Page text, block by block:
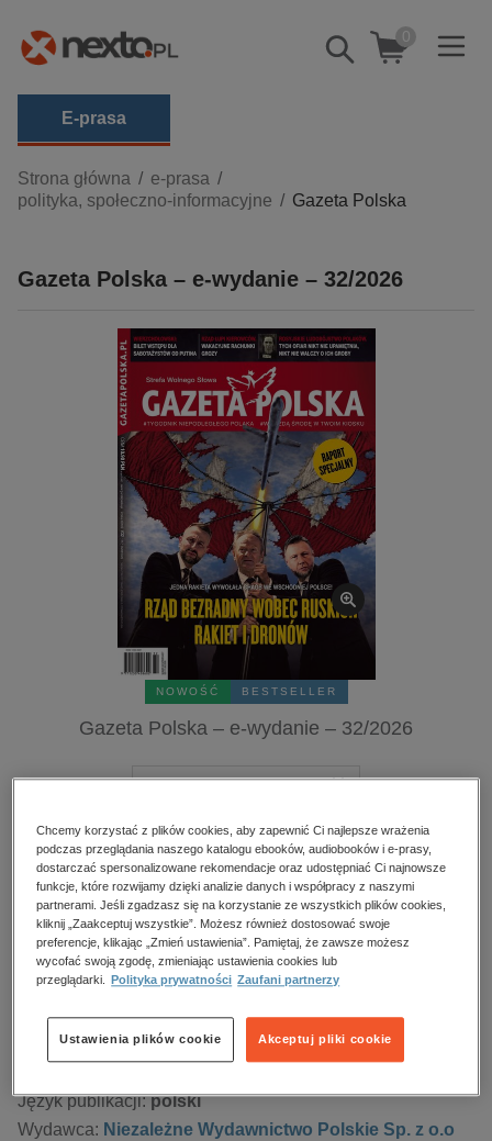
Pokaż/schowaj
wyszukiwarkę
0
E-prasa
Kategorie
Zobacz wszystkie E-prasa
biznesowe, branżowe, gospodarka
darmowe wydania
dzienniki
edukacja
hobby, sport, rozrywka
komputery, internet, technologie, informatyka
kobiece, lifestyle, kultura
polityka, społeczno-informacyjne
psychologiczne
popularno-naukowe
historia
religie
Strona główna
e-prasa
polityka, społeczno-informacyjne
Gazeta Polska
Gazeta Polska – e-wydanie – 32/2026
NOWOŚĆ BESTSELLER
Gazeta Polska – e-wydanie – 32/2026
Numery archiwalne
Spis treści
Ocena:
Oceń produkt
Numer:32/2026
Data dostępności:05.08.2026
Język publikacji:polski
Wydawca: Niezależne Wydawnictwo Polskie Sp. z o.o
Kupując otrzymujesz format: PDF
Chcemy korzystać z plików cookies, aby zapewnić Ci najlepsze wrażenia
podczas przeglądania naszego katalogu ebooków, audiobooków i e-prasy,
dostarczać spersonalizowane rekomendacje oraz udostępniać Ci najnowsze
funkcje, które rozwijamy dzięki analizie danych i współpracy z naszymi
partnerami. Jeśli zgadzasz się na korzystanie ze wszystkich plików cookies,
kliknij „Zaakceptuj wszystkie”. Możesz również dostosować swoje
preferencje, klikając „Zmień ustawienia”. Pamiętaj, że zawsze możesz
wycofać swoją zgodę, zmieniając ustawienia cookies lub
przeglądarki.
Polityka prywatności Zaufani partnerzy
Akceptuj pliki cookie
Ustawienia plików cookie